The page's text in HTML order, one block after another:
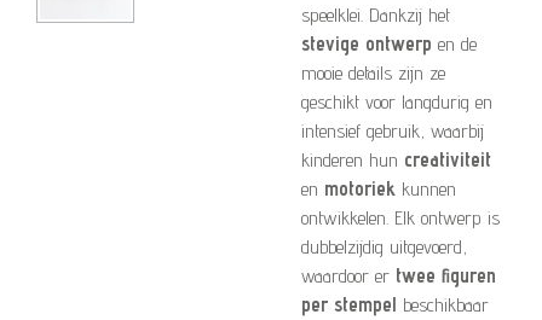
speelklei. Dankzij het
stevige ontwerp en de
mooie details zijn ze
geschikt voor langdurig en
intensief gebruik, waarbij
kinderen hun creativiteit
en motoriek kunnen
ontwikkelen. Elk ontwerp is
dubbelzijdig uitgevoerd,
waardoor er twee figuren
per stempel beschikbaar